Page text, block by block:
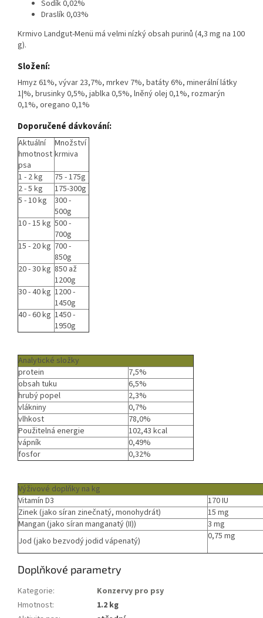
Sodík 0,02%
Draslík 0,03%
Krmivo Landgut-Menü má velmi nízký obsah purinů (4,3 mg na 100
g).
Složení:
Hmyz 61%, vývar 23,7%, mrkev 7%, batáty 6%, minerální látky
1|%, brusinky 0,5%, jablka 0,5%, lněný olej 0,1%, rozmarýn
0,1%, oregano 0,1%
Doporučené dávkování:
Aktuální
hmotnost
psa
Množství
krmiva
1 - 2 kg
75 - 175g
2 - 5 kg
175-300g
5 - 10 kg
300 -
500g
10 - 15 kg 500 -
700g
15 - 20 kg 700 -
850g
20 - 30 kg 850 až
1200g
30 - 40 kg 1200 -
1450g
40 - 60 kg 1450 -
1950g
Analytické složky
protein
7,5%
obsah tuku
6,5%
hrubý popel
2,3%
vlákniny
0,7%
vlhkost
78,0%
Použitelná energie
102,43 kcal
vápník
0,49%
fosfor
0,32%
Výživové doplňky na kg
Vitamín D3
170 IU
Zinek (jako síran zinečnatý, monohydrát)
15 mg
Mangan (jako síran manganatý (II))
3 mg
Jod (jako bezvodý jodid vápenatý)
0,75 mg
Doplňkové parametry
Kategorie:
Konzervy pro psy
Hmotnost:
1.2 kg